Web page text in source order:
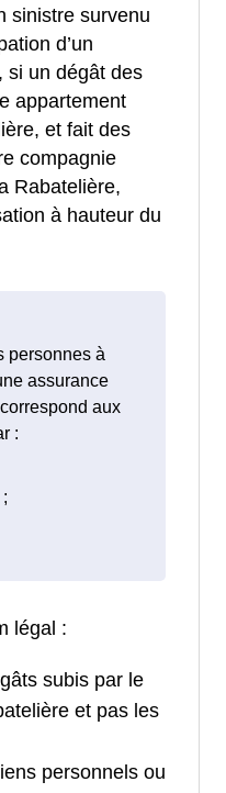
sinistre survenu
d’un
si un dégât des
appartement
et fait des
compagnie
Rabatelière,
à hauteur du
personnes à
assurance
aux
:
légal :
subis par le
et pas les
personnels ou